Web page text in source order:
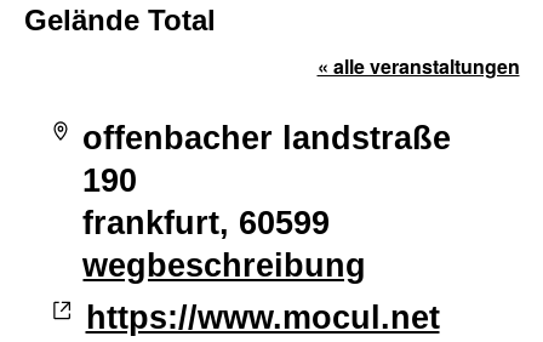
Gelände Total
« alle veranstaltungen
adresse
offenbacher landstraße
190
frankfurt, 60599
wegbeschreibung
webseite
https://www.mocul.net